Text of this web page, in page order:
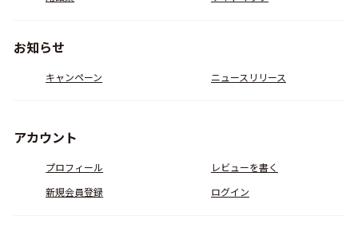
お知らせ
キャンペーン ニュースリリース
アカウント
プロフィール
レビューを書く
新規会員登録
ログイン